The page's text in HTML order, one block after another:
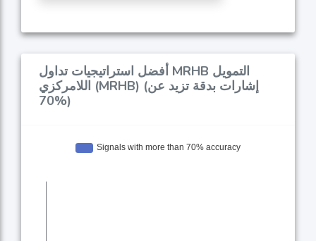
أفضل استراتيجيات تداول MRHB التمويل
اللامركزي (MRHB) (إشارات بدقة تزيد عن
70%)